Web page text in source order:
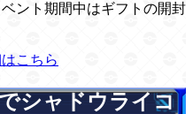
ント期間中はギフトの開封
こちら
シャドウライコ